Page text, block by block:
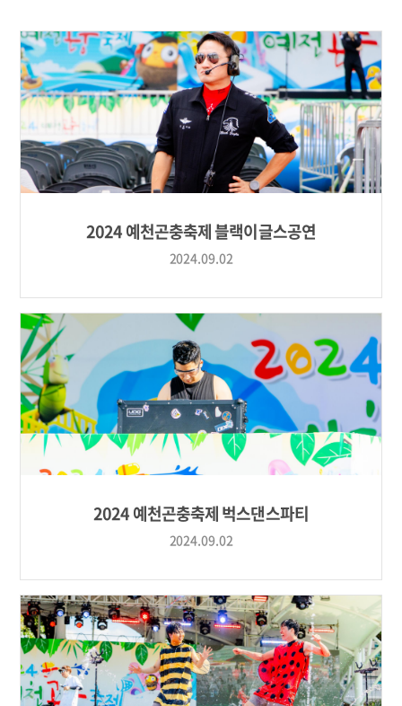
2024 예천곤충축제 블랙이글스공연
2024.09.02
2024 예천곤충축제 벅스댄스파티
2024.09.02